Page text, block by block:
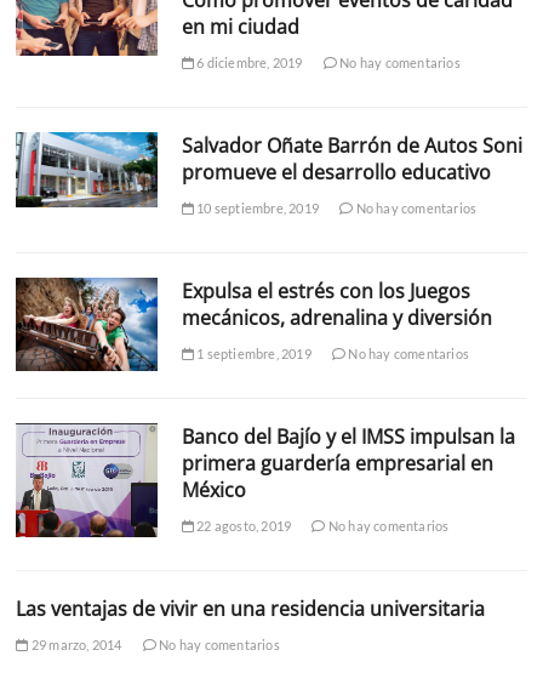
en mi ciudad
6 diciembre, 2019 No hay comentarios
Salvador Oñate Barrón de Autos Soni
promueve el desarrollo educativo
10 septiembre, 2019 No hay comentarios
Expulsa el estrés con los Juegos
mecánicos, adrenalina y diversión
1 septiembre, 2019 No hay comentarios
Banco del Bajío y el IMSS impulsan la
primera guardería empresarial en
México
22 agosto, 2019 No hay comentarios
Las ventajas de vivir en una residencia universitaria
29 marzo, 2014 No hay comentarios